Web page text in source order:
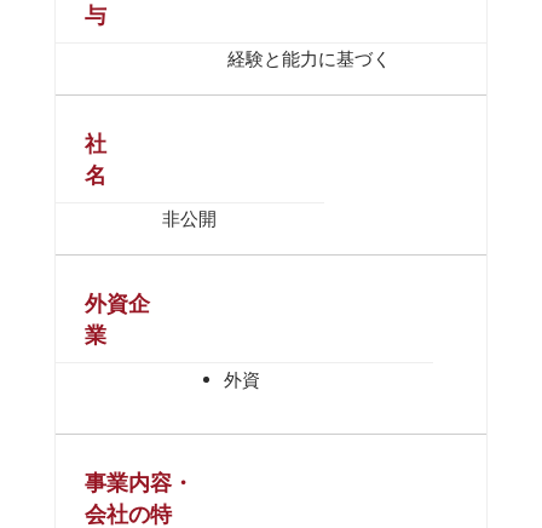
与
経験と能力に基づく
社
名
非公開
外資企
業
外資
事業内容・
会社の特